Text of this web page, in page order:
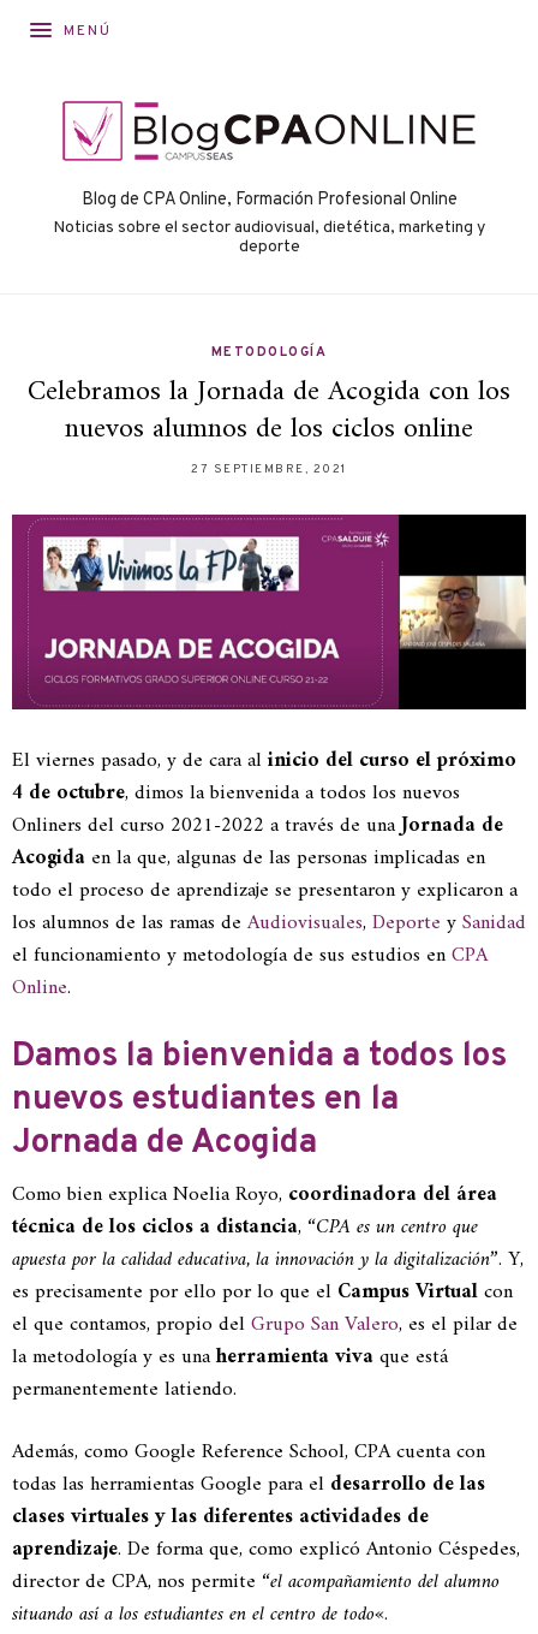
MENÚ
Blog de CPA Online, Formación Profesional Online
Noticias sobre el sector audiovisual, dietética, marketing y
deporte
METODOLOGÍA
Celebramos la Jornada de Acogida con los
nuevos alumnos de los ciclos online
27 SEPTIEMBRE, 2021
El viernes pasado, y de cara alinicio del curso el próximo
4 de octubre, dimos la bienvenida a todos los nuevos
Onliners del curso 2021-2022 a través de unaJornada de
Acogida en la que, algunas de las personas implicadas en
todo el proceso de aprendizaje se presentaron y explicaron a
los alumnos de las ramas de Audiovisuales, Deporte ySanidad
el funcionamiento y metodología de sus estudios enCPA
Online.
Damos la bienvenida a todos los
nuevos estudiantes en la
Jornada de Acogida
Como bien explica Noelia Royo, coordinadora del área
técnica de los ciclos a distancia, “CPA es un centro que
apuesta por la calidad educativa, la innovación y la digitalización”. Y,
es precisamente por ello por lo que el Campus Virtualcon
el que contamos, propio delGrupo San Valero, es el pilar de
la metodología y es unaherramienta vivaque está
permanentemente latiendo.
Además, como Google Reference School, CPA cuenta con
todas las herramientas Google para el desarrollo de las
clases virtuales y las diferentes actividades de
aprendizaje. De forma que, como explicó Antonio Céspedes,
director de CPA, nos permite “el acompañamiento del alumno
situando así a los estudiantes en el centro de todo«.